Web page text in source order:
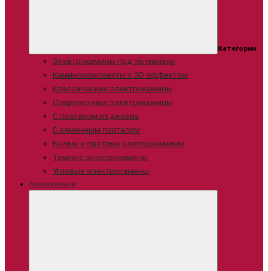
Категории
Электрокамины под телевизор
Каминокомплекты с 3D эффектом
Классические электрокамины
Современные электрокамины
С порталом из дерева
С каменным порталом
Белые и светлые электрокамины
Темные электрокамины
Угловые электрокамины
Электроочаги